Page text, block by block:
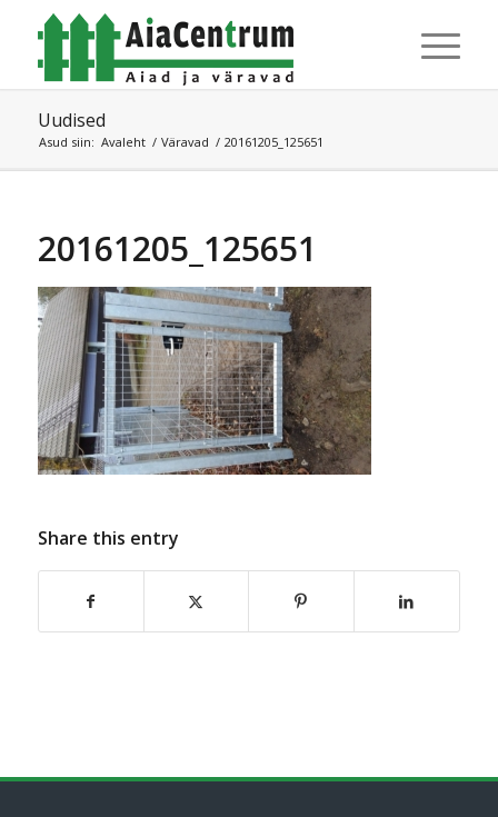
Uudised
Asud siin: Avaleht / Väravad / 20161205_125651
20161205_125651
Share this entry